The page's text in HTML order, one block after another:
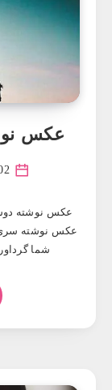
عکس
02 دسامبر 2018
عکس نوشته
عکس نوشته
شما گرداوری کرده